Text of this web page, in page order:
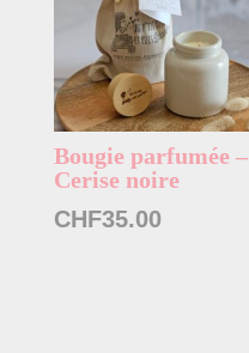
Bougie parfumée –
Cerise noire
CHF35.00